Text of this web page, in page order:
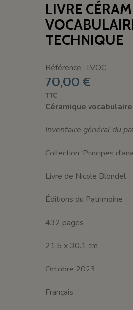
LIVRE
TECHNIQUE
Référence : LVOC
70,00 €
TTC
Céramique
Inventaire général du
Collection 'Principes
Livre de Nicole Blondel
Éditions du Patrimoine
432 pages
21.5 x 30.1 cm
Octobre 2023
Français